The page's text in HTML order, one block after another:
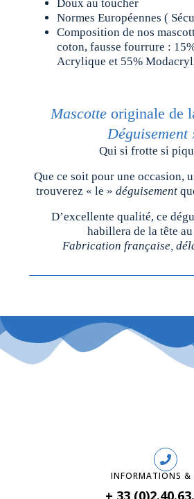
Doux au toucher
Normes Européennes (
Composition de nos
coton, fausse fourrure :
Acrylique et 55%
Mascotte originale de
Déguisement
Qui si frotte si
Que ce soit pour une occasion,
trouverez « le » déguisement
D’excellente qualité, ce
habillera de la tête
Fabrication française,
INFORMATIONS &
+ 33